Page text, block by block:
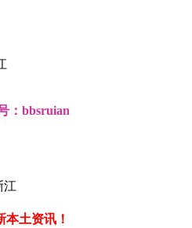
：bbsruian
江
土资讯！